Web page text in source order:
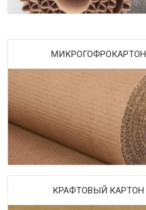
МИКРОГОФРОКАРТОН
КРАФТОВЫЙ КАРТОН